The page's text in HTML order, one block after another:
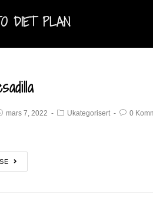
DIET PLAN
mars 7, 2022 Ukategorisert 0